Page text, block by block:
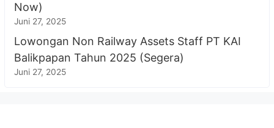
Now)
Juni 27, 2025
Lowongan Non Railway Assets Staff PT KAI
Balikpapan Tahun 2025 (Segera)
Juni 27, 2025